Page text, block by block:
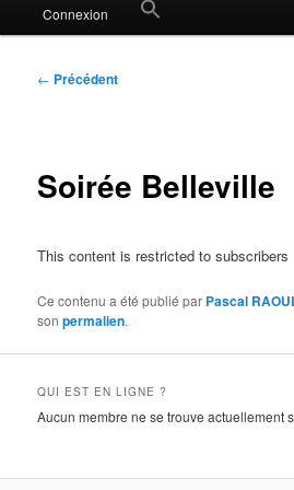
Connexion Search
Search Button
Navigation
← Précédent
Soirée Belleville
This content is restricted to subscribers
Ce contenu a été publié par Pascal
sonpermalien.
QUI EST EN LIGNE ?
Aucun membre ne se trouve actuellement